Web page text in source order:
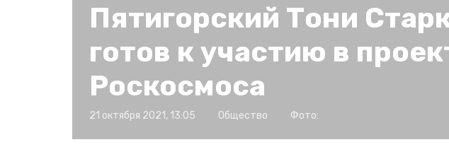
Пятигорский Тони
готов к участию в
Роскосмоса
21 октября 2021, 13:05 Общество Фото: